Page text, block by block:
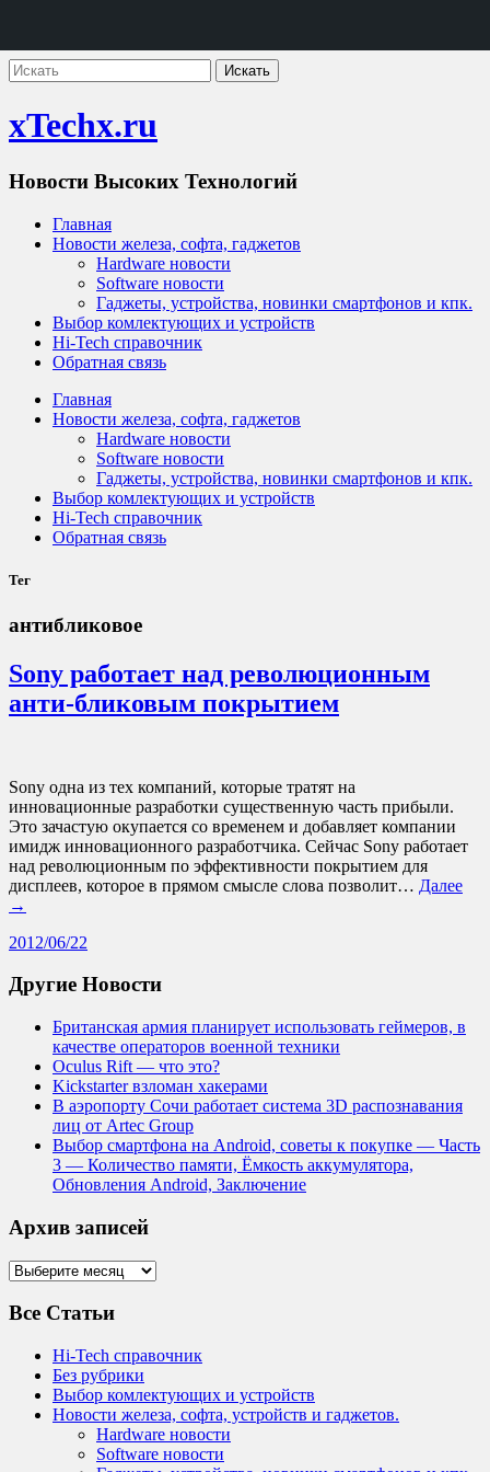
xTechx.ru
Новости Высоких Технологий
Главная
Новости железа, софта, гаджетов
Hardware новости
Software новости
Гаджеты, устройства, новинки смартфонов и кпк.
Выбор комлектующих и устройств
Hi-Tech справочник
Обратная связь
Главная
Новости железа, софта, гаджетов
Hardware новости
Software новости
Гаджеты, устройства, новинки смартфонов и кпк.
Выбор комлектующих и устройств
Hi-Tech справочник
Обратная связь
Тег
антибликовое
Sony работает над революционным
анти-бликовым покрытием
Sony одна из тех компаний, которые тратят на
инновационные разработки существенную часть прибыли.
Это зачастую окупается со временем и добавляет компании
имидж инновационного разработчика. Сейчас Sony работает
над революционным по эффективности покрытием для
дисплеев, которое в прямом смысле слова позволит… Далее
→
2012/06/22
Другие Новости
Британская армия планирует использовать геймеров, в
качестве операторов военной техники
Oculus Rift — что это?
Kickstarter взломан хакерами
В аэропорту Сочи работает система 3D распознавания
лиц от Artec Group
Выбор смартфона на Android, советы к покупке — Часть
3 — Количество памяти, Ёмкость аккумулятора,
Обновления Android, Заключение
Архив записей
Архив
Все Статьи
Hi-Tech справочник
Без рубрики
Выбор комлектующих и устройств
Новости железа, софта, устройств и гаджетов.
Hardware новости
Software новости